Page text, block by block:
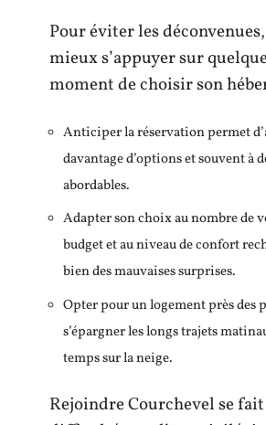
Pour éviter les
mieux s’appuyer sur
moment de choisir son
Anticiper la réservation permet
davantage d’options et souvent à
abordables.
Adapter son choix au nombre de
budget et au niveau de confort
bien des mauvaises surprises.
Opter pour un logement près des
s’épargner les longs trajets
temps sur la neige.
Rejoindre Courchevel se fait